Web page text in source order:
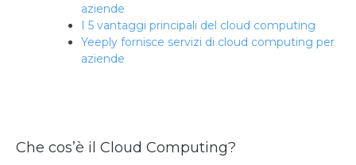
aziende
I 5 vantaggi principali del cloud computing
Yeeply fornisce servizi di cloud computing per
aziende
Che cos’è il Cloud Computing?